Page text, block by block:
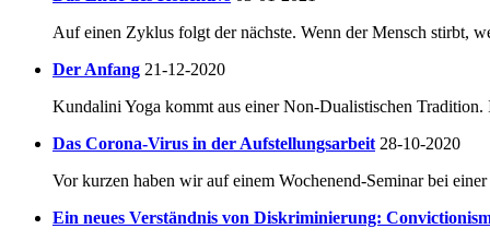
Auf einen Zyklus folgt der nächste. Wenn der Mensch stirbt,
Der Anfang 21-12-2020
Kundalini Yoga kommt aus einer Non-Dualistischen
Das Corona-Virus in der Aufstellungsarbeit 28-10-2020
Vor kurzen haben wir auf einem Wochenend-Seminar bei
Ein neues Verständnis von Diskriminierung: